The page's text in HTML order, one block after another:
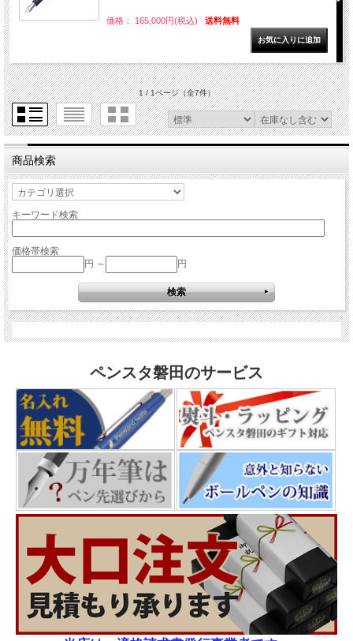
価格： 165,000円(税込) 送料無料
1 / 1ページ（全7件）
商品検索
キーワード検索
価格帯検索
円 ～
円
ペンスタ磐田のサービス